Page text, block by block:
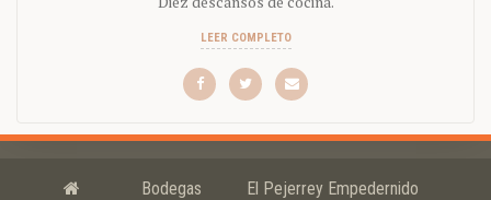
LEER COMPLETO
Bodegas El Pejerrey Empedernido